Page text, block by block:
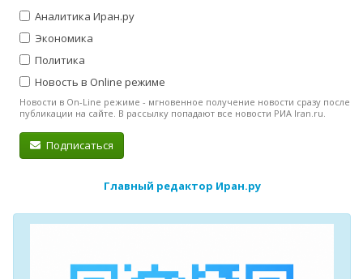
Аналитика Иран.ру
Экономика
Политика
Новость в Online режиме
Новости в On-Line режиме - мгновенное получение новости сразу после
публикации на сайте. В рассылку попадают все новости РИА Iran.ru.
Подписаться
Главный редактор Иран.ру